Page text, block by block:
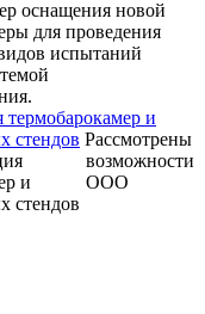
оснащения новой
для проведения
испытаний
и
стендов Рассмотрены
возможности
ООО